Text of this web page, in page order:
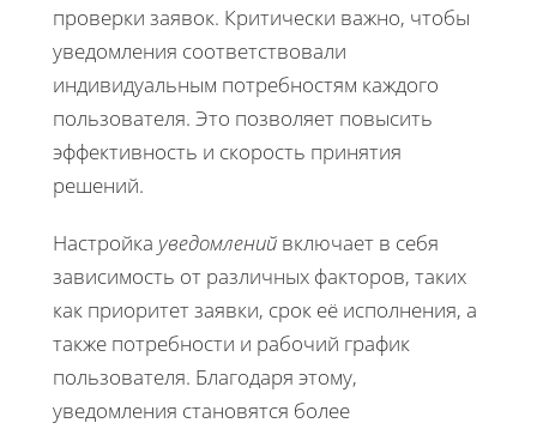
проверки заявок. Критически важно, чтобы
уведомления соответствовали
индивидуальным потребностям каждого
пользователя. Это позволяет повысить
эффективность и скорость принятия
решений.
Настройка уведомлений включает в себя
зависимость от различных факторов, таких
как приоритет заявки, срок её исполнения, а
также потребности и рабочий график
пользователя. Благодаря этому,
уведомления становятся более